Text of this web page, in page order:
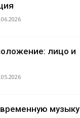
лицо и
музыку